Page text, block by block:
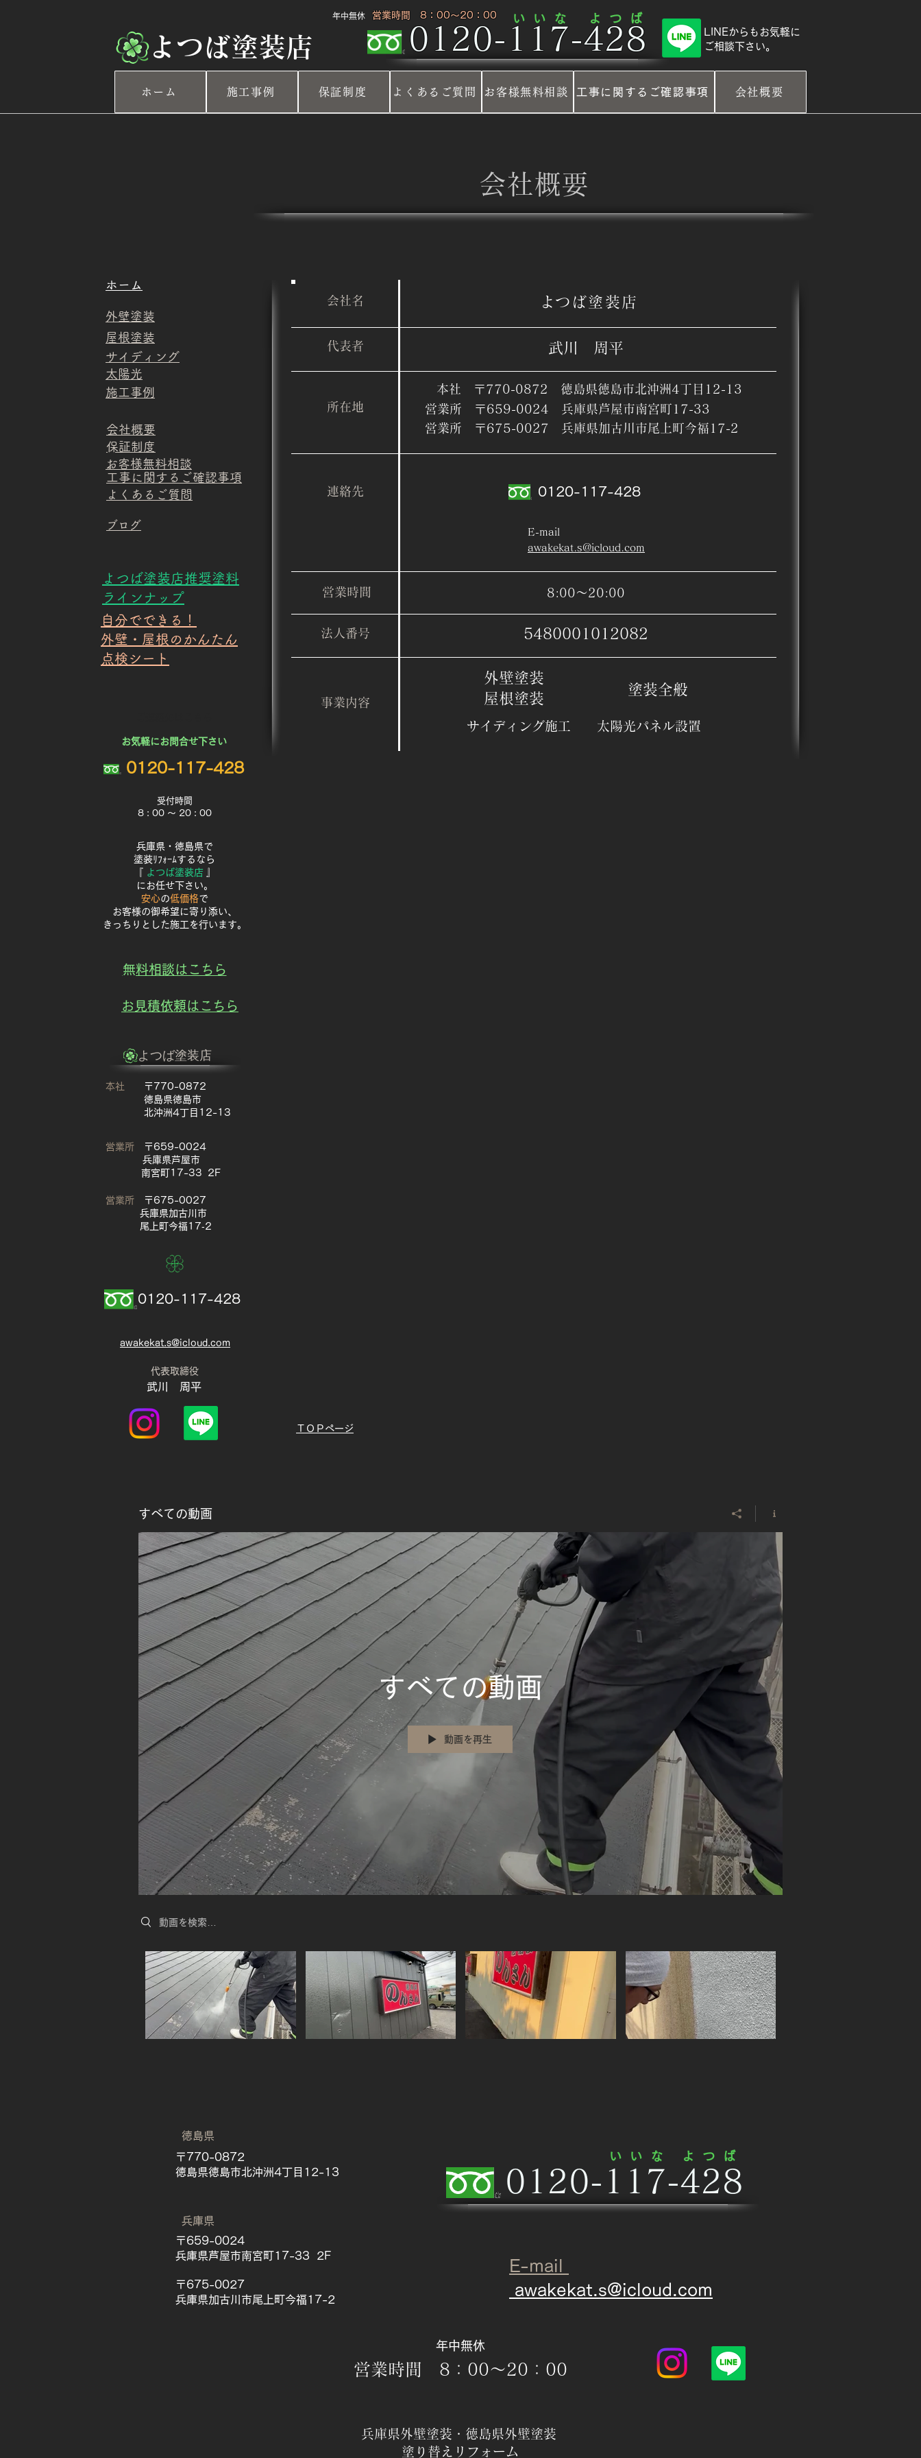
​よつば塗装店
ホーム 施工事例 保証制度 よくあるご質問 お客様無料相談 工事に関するご確認事項 会社概要
​い い な ​よ つ ば
0120-117-428​
​LINEからもお気軽に
ご相談下さい。
​ 営業時間 8：00～20：00
​年中無休
​会社概要
​ホーム
​外壁塗装
​屋根塗装
​サイディング
​太陽光
​施工事例
​会社概要
​保証制度
​お客様無料相談
​工事に関するご確認事項
​よくあるご質問
​ブログ
​よつば塗装店推奨塗料
ラインナップ
自分でできる！
​外壁・屋根のかんたん
点検シート
​お気軽にお問合せ下さい
0120-117-428
受付時間
8 : 00 ～ 20 : 00
兵庫県・徳島県で
塗装ﾘﾌｫｰﾑするなら
よつば塗装店
にお任せ下さい。
安心の低価格で
お客様の御希望に寄り添い、
きっちりとした施工を行います。
​無料相談はこちら
​お見積依頼はこちら
​よつば塗装店
​会社名
​代表者
​所在地
​連絡先
​営業時間
​法人番号
​事業内容
​本社 〒770-0872 徳島県徳島市北沖洲4丁目12-13
​営業所 〒675-0027 兵庫県加古川市尾上町今福17-2
8:00～20:00​
5480001012082
外壁塗装
屋根塗装
​塗装全般
​よつば塗装店
​武川 周平
​サイディング施工 太陽光パネル設置
E-mail
awakekat.s@icloud.com
​営業所 〒659-0024 兵庫県芦屋市南宮町17-33
0120-117-428​
本社
〒770-0872
徳島県徳島市
北沖洲4丁目12-13
営業所
〒659-0024
兵庫県芦屋市
南宮町17-33 2F
営業所
〒675-0027
兵庫県加古川市
尾上町今福17‐2
0120-117-428​
awakekat.s@icloud.com
​代表取締役
​武川 周平
​ＴＯＰページ
すべての動画
すべての動画
動画を再生
Search videos
​徳島県
​〒770-0872
徳島県徳島市北沖洲4丁目12-13
​兵庫県
〒659-0024
兵庫県芦屋市南宮町17-33 2F
​〒675-0027
兵庫県加古川市尾上町​今福17-2
0120-117-428​
​い い な ​よ つ ば
E-mail
awakekat.s@icloud.com
​年中無休
​営業時間 8：00～20：00
兵庫県外壁塗装・徳島県外壁塗装
​塗り替えリフォーム